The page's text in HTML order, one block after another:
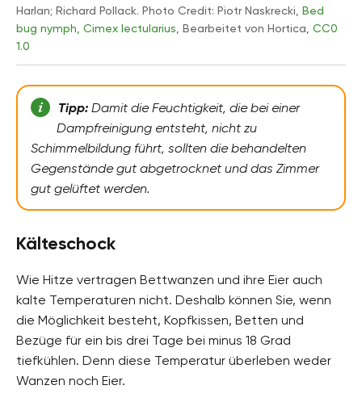
Harlan; Richard Pollack. Photo Credit: Piotr Naskrecki, Bed
bug nymph, Cimex lectularius , Bearbeitet von Hortica, CC0
1.0
Tipp:Damit die Feuchtigkeit, die bei einer
Dampfreinigung entsteht, nicht zu
Schimmelbildung führt, sollten die behandelten
Gegenstände gut abgetrocknet und das Zimmer
gut gelüftet werden.
Kälteschock
Wie Hitze vertragen Bettwanzen und ihre Eier auch
kalte Temperaturen nicht. Deshalb können Sie, wenn
die Möglichkeit besteht, Kopfkissen, Betten und
Bezüge für ein bis drei Tage bei minus 18 Grad
tiefkühlen. Denn diese Temperatur überleben weder
Wanzen noch Eier.